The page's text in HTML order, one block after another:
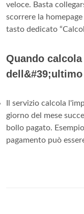
veloce. Basta
scorrere la homepage
tasto dedicato
Quando
Il servizio calcola
giorno del mese
bollo pagato.
pagamento può